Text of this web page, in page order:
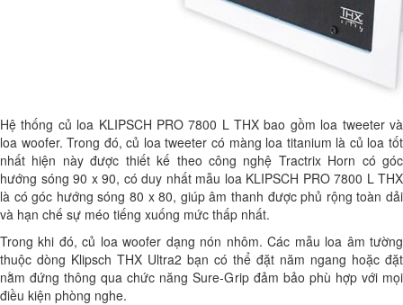
Hệ thống củ loa KLIPSCH PRO 7800 L THX bao gồm loa tweeter và
loa woofer. Trong đó, củ loa tweeter có màng loa titanium là củ loa tốt
nhất hiện này được thiết kế theo công nghệ Tractrix Horn có góc
hướng sóng 90 x 90, có duy nhất mẫu loa KLIPSCH PRO 7800 L THX
là có góc hướng sóng 80 x 80, giúp âm thanh được phủ rộng toàn dải
và hạn chế sự méo tiếng xuống mức thấp nhất.
Trong khi đó, củ loa woofer dạng nón nhôm. Các mẫu loa âm tường
thuộc dòng Klipsch THX Ultra2 bạn có thể đặt năm ngang hoặc đặt
nằm đứng thông qua chức năng Sure-Grip đảm bảo phù hợp với mọi
điều kiện phòng nghe.